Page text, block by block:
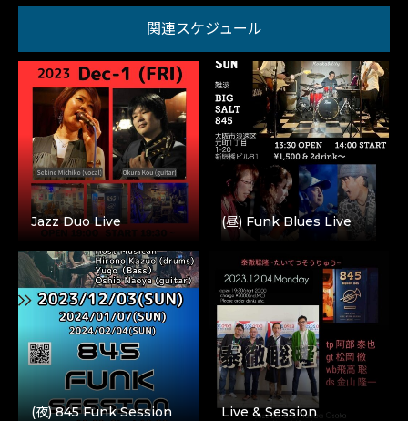
関連スケジュール
Jazz Duo Live (昼) Funk Blues Live
(夜) 845 Funk Session Live & Session